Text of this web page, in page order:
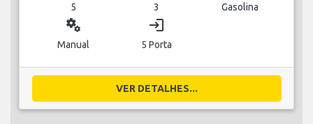
5 3 Gasolina
miscellaneous_services
Manual
login
5 Porta
VER DETALHES...